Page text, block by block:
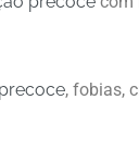
, fobias,